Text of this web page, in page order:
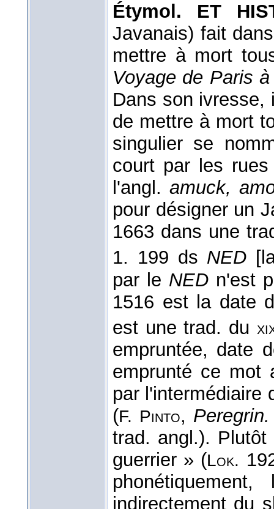
Étymol. ET
Javanais) fait
mettre à mort
Voyage de Paris
Dans son
de mettre à mort
singulier se
court par les
l'angl.amuck,
pour désigner un
1663 dans une
1. 199 ds NED
par le NEDn'est
1516 est la date
est une trad. du
empruntée, date
emprunté ce
par l'intermédiaire
(F. Pinto, Peregrin.
trad. angl.).
guerrier » (Lok.
indirectement du